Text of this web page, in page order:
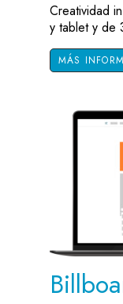
Creatividad
y tablet y de
MÁS